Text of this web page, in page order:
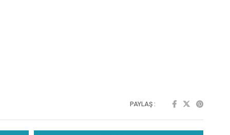
PAYLAŞ :